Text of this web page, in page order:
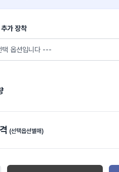
가 장착
(선택옵션별매)